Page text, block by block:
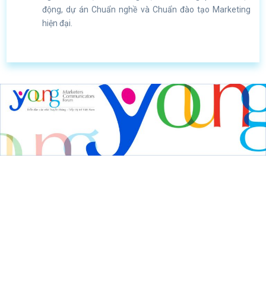
động, dự án Chuẩn nghề và Chuẩn đào tạo Marketing
hiện đại.